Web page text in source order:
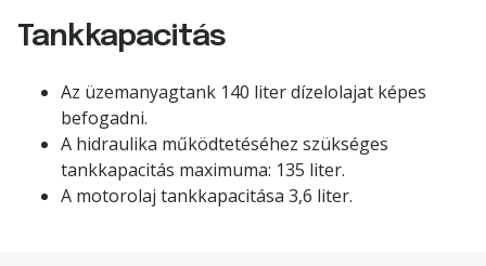
Tankkapacitás
Az üzemanyagtank 140 liter dízelolajat képes
befogadni.
A hidraulika működtetéséhez szükséges
tankkapacitás maximuma: 135 liter.
A motorolaj tankkapacitása 3,6 liter.